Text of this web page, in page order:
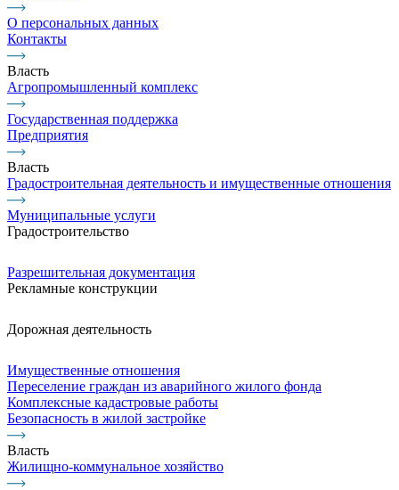
О персональных данных
Контакты
Власть
Агропромышленный комплекс
Государственная поддержка
Предприятия
Власть
Градостроительная деятельность и имущественные отношения
Муниципальные услуги
Градостроительство
Разрешительная документация
Рекламные конструкции
Дорожная деятельность
Имущественные отношения
Переселение граждан из аварийного жилого фонда
Комплексные кадастровые работы
Безопасность в жилой застройке
Власть
Жилищно-коммунальное хозяйство